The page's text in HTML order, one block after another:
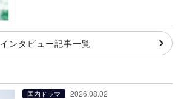
インタビュー記事一覧
国内ドラマ 2026.08.02